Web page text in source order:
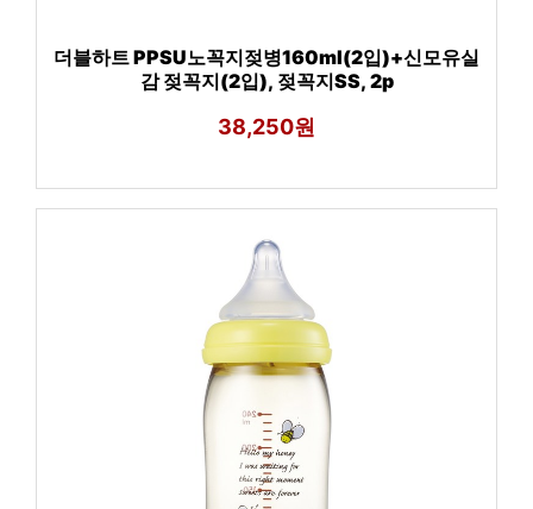
더블하트 PPSU노꼭지젖병160ml(2입)+신모유실
감 젖꼭지(2입), 젖꼭지SS, 2p
38,250원